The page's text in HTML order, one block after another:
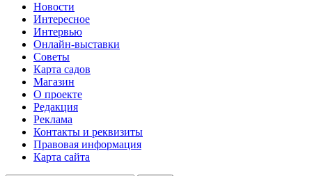
Новости
Интересное
Интервью
Онлайн-выставки
Советы
Карта садов
Магазин
О проекте
Редакция
Реклама
Контакты и реквизиты
Правовая информация
Карта сайта